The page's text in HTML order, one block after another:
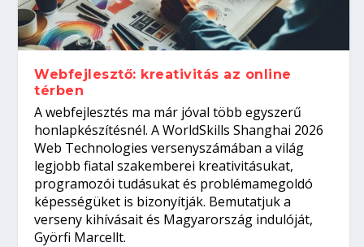
Kitalálod, mire használják ezeket a
gépeket?
Nem sikerült az egyetemi felvételi?
Tanulj szakmát!
Szoftverfejlesztő: verseny kódban –
amikor néhány sor program dönti el a
világversenyt...
Digitális detox – hogyan kapcsolódj ki
telefon nélkül?
Webfejlesztő: kreativitás az online
térben
A webfejlesztés ma már jóval több egyszerű
honlapkészítésnél. A WorldSkills Shanghai 2026
Web Technologies versenyszámában a világ
legjobb fiatal szakemberei kreativitásukat,
programozói tudásukat és problémamegoldó
képességüket is bizonyítják. Bemutatjuk a
verseny kihívásait és Magyarország indulóját,
Györfi Marcellt.